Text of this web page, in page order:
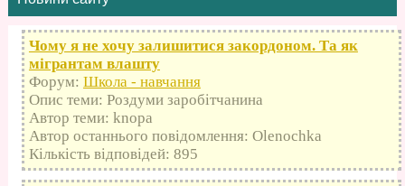
Чому я не хочу залишитися закордоном. Та як
мігрантам влашту
Форум: Школа - навчання
Опис теми: Роздуми заробітчанина
Автор теми: knopa
Автор останнього повідомлення: Olenochka
Кількість відповідей: 895